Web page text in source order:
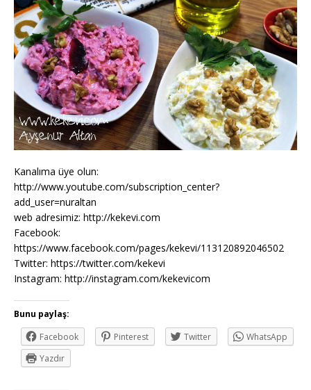
Kanalıma üye olun:
http://www.youtube.com/subscription_center?
add_user=nuraltan
web adresimiz: http://kekevi.com
Facebook:
https://www.facebook.com/pages/kekevi/113120892046502
Twitter: https://twitter.com/kekevi
Instagram: http://instagram.com/kekevicom
Bunu paylaş:
Facebook
Pinterest Twitter
WhatsApp
Yazdır